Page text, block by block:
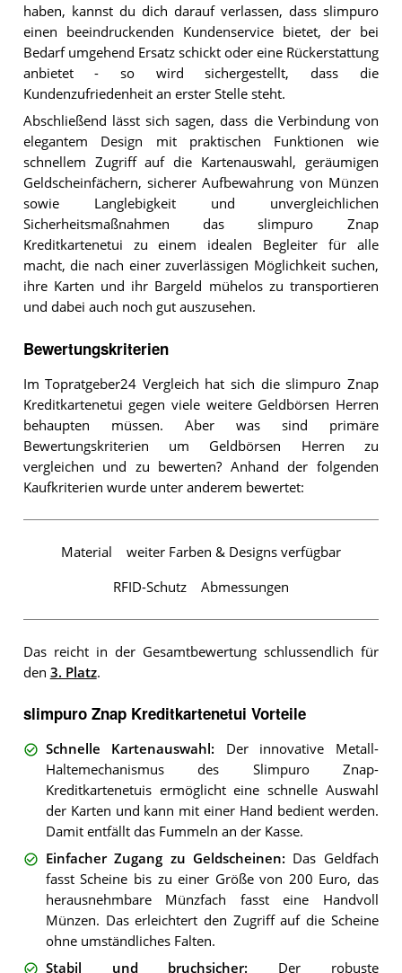
haben, kannst du dich darauf verlassen, dass slimpuro
einen beeindruckenden Kundenservice bietet, der bei
Bedarf umgehend Ersatz schickt oder eine Rückerstattung
anbietet - so wird sichergestellt, dass die
Kundenzufriedenheit an erster Stelle steht.
Abschließend lässt sich sagen, dass die Verbindung von
elegantem Design mit praktischen Funktionen wie
schnellem Zugriff auf die Kartenauswahl, geräumigen
Geldscheinfächern, sicherer Aufbewahrung von Münzen
sowie Langlebigkeit und unvergleichlichen
Sicherheitsmaßnahmen das slimpuro Znap
Kreditkartenetui zu einem idealen Begleiter für alle
macht, die nach einer zuverlässigen Möglichkeit suchen,
ihre Karten und ihr Bargeld mühelos zu transportieren
und dabei auch noch gut auszusehen.
Bewertungskriterien
Im Topratgeber24 Vergleich hat sich die slimpuro Znap
Kreditkartenetui gegen viele weitere Geldbörsen Herren
behaupten müssen. Aber was sind primäre
Bewertungskriterien um Geldbörsen Herren zu
vergleichen und zu bewerten? Anhand der folgenden
Kaufkriterien wurde unter anderem bewertet:
Material weiter Farben & Designs verfügbar
RFID-Schutz Abmessungen
Das reicht in der Gesamtbewertung schlussendlich für
den 3. Platz.
slimpuro Znap Kreditkartenetui Vorteile
Schnelle Kartenauswahl: Der innovative Metall-
Haltemechanismus des Slimpuro Znap-
Kreditkartenetuis ermöglicht eine schnelle Auswahl
der Karten und kann mit einer Hand bedient werden.
Damit entfällt das Fummeln an der Kasse.
Einfacher Zugang zu Geldscheinen: Das Geldfach
fasst Scheine bis zu einer Größe von 200 Euro, das
herausnehmbare Münzfach fasst eine Handvoll
Münzen. Das erleichtert den Zugriff auf die Scheine
ohne umständliches Falten.
Stabil und bruchsicher: Der robuste